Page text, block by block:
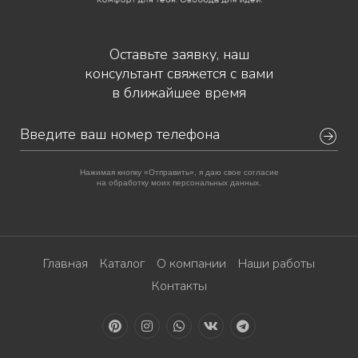
Оставьте заявку, наш
консультант свяжется с вами
в ближайшее время
Нажимая кнопку «Отправить», я даю свое согласие
на обработку моих персональных данных.
Главная Каталог О компании
Наши работы
Контакты